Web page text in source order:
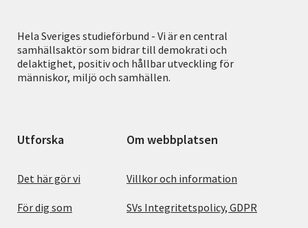
Hela Sveriges studieförbund - Vi är en central
samhällsaktör som bidrar till demokrati och
delaktighet, positiv och hållbar utveckling för
människor, miljö och samhällen.
Utforska
Det här gör vi
För dig som
Om webbplatsen
Villkor och information
SVs Integritetspolicy, GDPR